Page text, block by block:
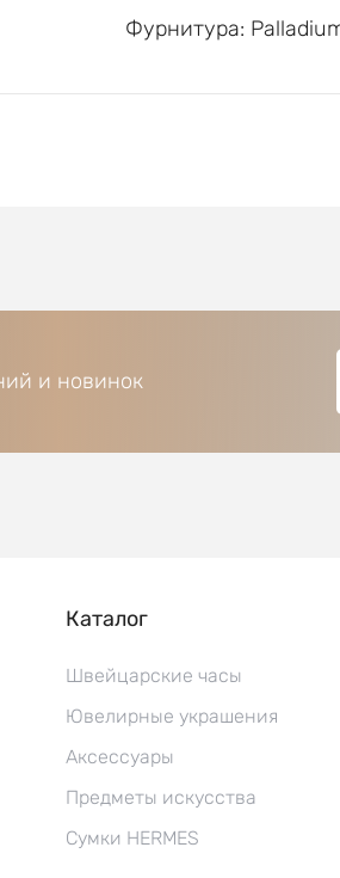
Фурнитура:
и новинок
Каталог
Швейцарские часы
Ювелирные украшения
Аксессуары
Предметы искусства
Сумки HERMES